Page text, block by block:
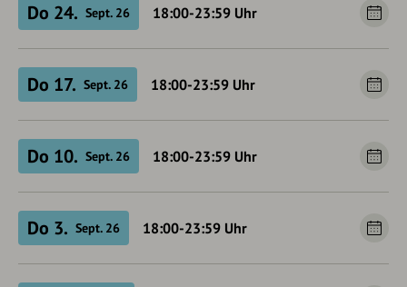
Do 24. Sept. 26 18:00-23:59 Uhr
Do 17. Sept. 26 18:00-23:59 Uhr
Do 10. Sept. 26 18:00-23:59 Uhr
Do 3. Sept. 26 18:00-23:59 Uhr